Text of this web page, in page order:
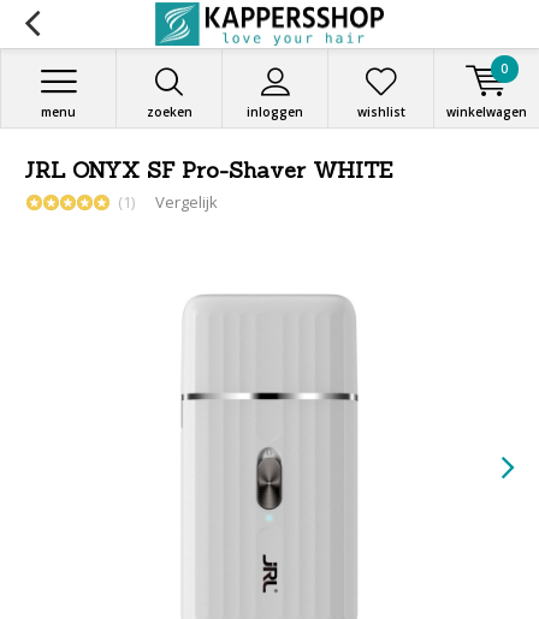
zoeken inloggen
menu wishlist winkelwagen
0
JRL ONYX SF Pro-Shaver WHITE
(1) Vergelijk